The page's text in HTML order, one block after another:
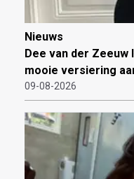
Nieuws
Dee van der
mooie versiering
09-08-2026